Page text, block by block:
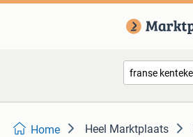
Home Heel Marktplaats